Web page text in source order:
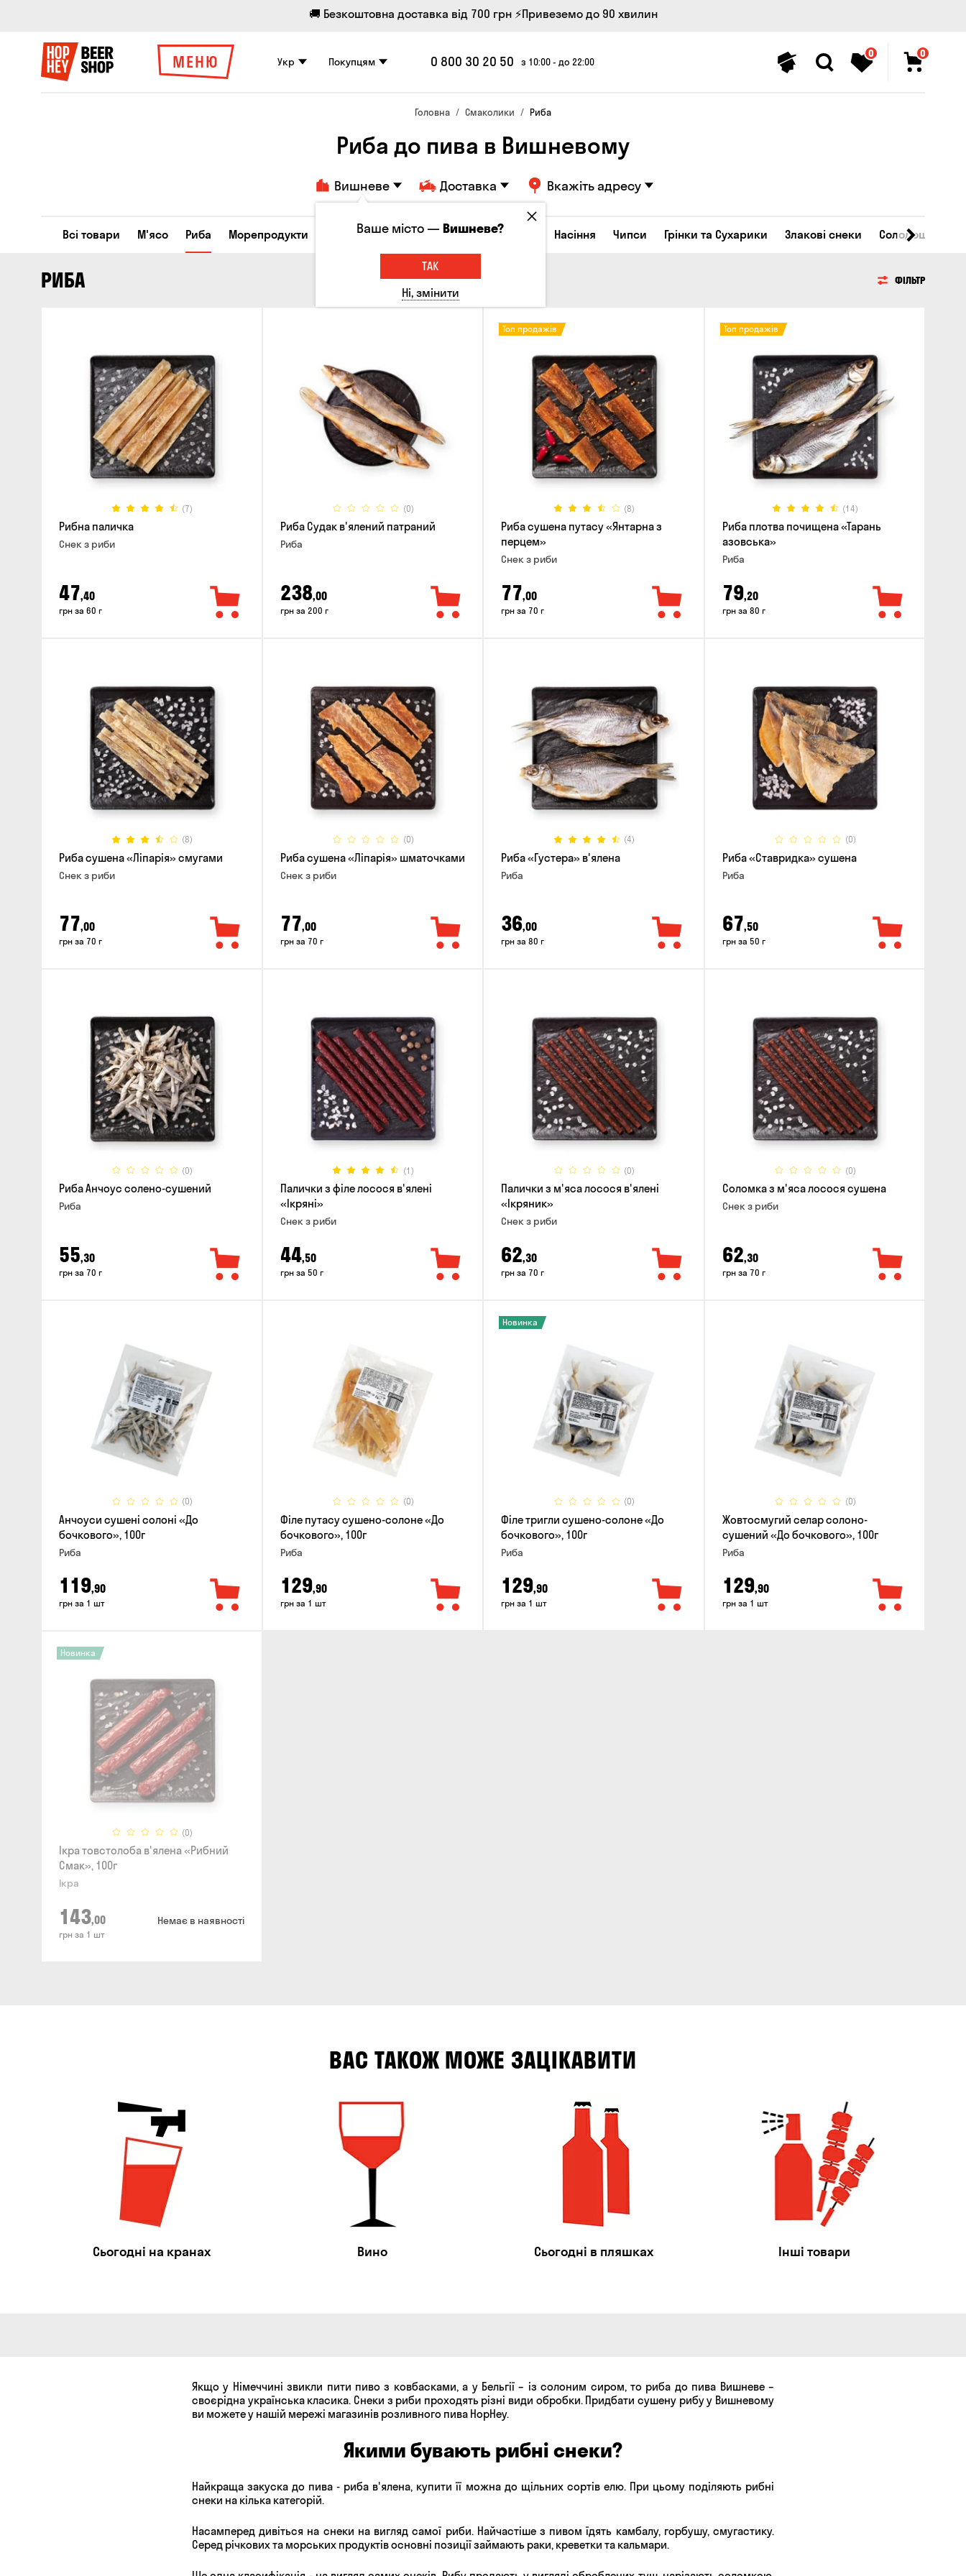
🚚 Безкоштовна доставка від 700 грн ⚡Привеземо до 90 хвилин
МЕНЮ Укр Покупцям 0 800 30 20 50 з 10:00 - до 22:00
0 0
Головна Смаколики Риба
Риба до пива в Вишневому
Вишневе Доставка Вкажіть адресу
Всі товари М'ясо Риба Морепродукти Сирні закуски Горішки Кукурудза Насіння Чипси Грінки та Сухарики Злакові снеки Солодощі
РИБА ФІЛЬТР
(7)
Рибна паличка
Снек з риби
47,40
грн за 60 г
(0)
Риба Судак в'ялений патраний
Риба
238,00
грн за 200 г
(8)
Топ продажів
Риба сушена путасу «Янтарна з
перцем»
Снек з риби
77,00
грн за 70 г
(14)
Топ продажів
Риба плотва почищена «Тарань
азовська»
Риба
79,20
грн за 80 г
(8)
Риба сушена «Ліпарія» смугами
Снек з риби
77,00
грн за 70 г
(0)
Риба сушена «Ліпарія» шматочками
Снек з риби
77,00
грн за 70 г
(4)
Риба «Густера» в'ялена
Риба
36,00
грн за 80 г
(0)
Риба «Ставридка» сушена
Риба
67,50
грн за 50 г
(0)
Риба Анчоус солено-сушений
Риба
55,30
грн за 70 г
(1)
Палички з філе лосося в'ялені
«Ікряні»
Снек з риби
44,50
грн за 50 г
(0)
Палички з м'яса лосося в'ялені
«Ікряник»
Снек з риби
62,30
грн за 70 г
(0)
Соломка з м'яса лосося сушена
Снек з риби
62,30
грн за 70 г
(0)
Анчоуси сушені солоні «До
бочкового», 100г
Риба
119,90
грн за 1 шт
(0)
Філе путасу сушено-солоне «До
бочкового», 100г
Риба
129,90
грн за 1 шт
(0)
Новинка
Філе тригли сушено-солоне «До
бочкового», 100г
Риба
129,90
грн за 1 шт
(0)
Жовтосмугий селар солоно-
сушений «До бочкового», 100г
Риба
129,90
грн за 1 шт
(0)
Новинка
Ікра товстолоба в'ялена «Рибний
Смак», 100г
Ікра
143,00
грн за 1 шт
Немає в наявності
ВАС ТАКОЖ МОЖЕ ЗАЦІКАВИТИ
Сьогодні на кранах Вино Сьогодні в пляшках Інші товари
Якщо у Німеччині звикли пити пиво з ковбасками, а у Бельгії – із солоним сиром, то риба до пива Вишневе –
своєрідна українська класика. Снеки з риби проходять різні види обробки. Придбати сушену рибу у Вишневому
ви можете у нашій мережі магазинів розливного пива HopHey.
Якими бувають рибні снеки?
Найкраща закуска до пива - риба в'ялена, купити її можна до щільних сортів елю. При цьому поділяють рибні
снеки на кілька категорій.
Насамперед дивіться на снеки на вигляд самої риби. Найчастіше з пивом їдять камбалу, горбушу, смугастику.
Серед річкових та морських продуктів основні позиції займають раки, креветки та кальмари.
Ваше місто —Вишневе?
ТАК
Ні, змінити